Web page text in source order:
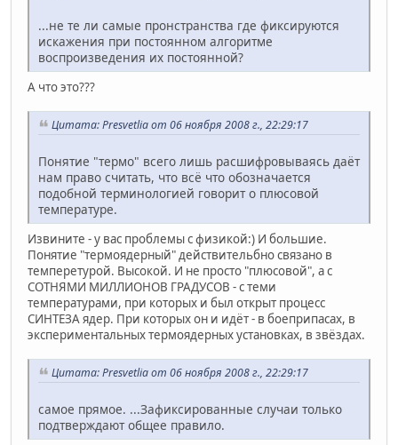
...не те ли самые пронстранства где фиксируются
искажения при постоянном алгоритме
воспроизведения их постоянной?
А что это???
Цитата: Presvetlia от 06 ноября 2008 г., 22:29:17
Понятие "термо" всего лишь расшифровываясь даёт
нам право считать, что всё что обозначается
подобной терминологией говорит о плюсовой
температуре.
Извините - у вас проблемы с физикой:) И большие.
Понятие "термоядерный" действительбно связано в
темперетурой. Высокой. И не просто "плюсовой", а с
СОТНЯМИ МИЛЛИОНОВ ГРАДУСОВ - с теми
температурами, при которых и был открыт процесс
СИНТЕЗА ядер. При которых он и идёт - в боеприпасах, в
экспериментальных термоядерных установках, в звёздах.
Цитата: Presvetlia от 06 ноября 2008 г., 22:29:17
самое прямое. ...Зафиксированные случаи только
подтверждают общее правило.